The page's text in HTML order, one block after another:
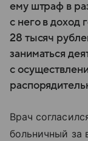
ему штраф в
с него в доход
28 тысяч
заниматься
с
Врач
больничный за